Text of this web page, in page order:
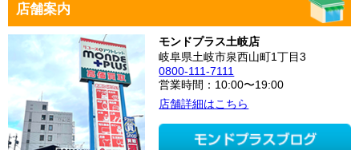
店舗案内
モンドプラス土岐店
岐阜県土岐市泉西山町1丁目3
0800-111-7111
営業時間：10:00〜19:00
店舗詳細はこちら